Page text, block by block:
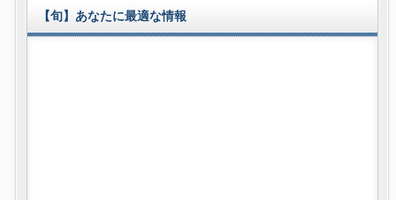
【旬】あなたに最適な情報